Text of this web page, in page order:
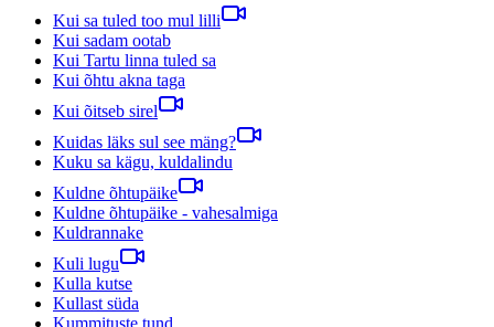
Kui sa tuled too mul lilli
Kui sadam ootab
Kui Tartu linna tuled sa
Kui õhtu akna taga
Kui õitseb sirel
Kuidas läks sul see mäng?
Kuku sa kägu, kuldalindu
Kuldne õhtupäike
Kuldne õhtupäike - vahesalmiga
Kuldrannake
Kuli lugu
Kulla kutse
Kullast süda
Kummituste tund